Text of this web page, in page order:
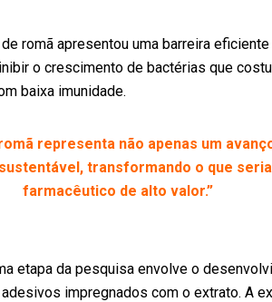
romã apresentou uma barreira
o crescimento de bactérias que
baixa imunidade.
representa não apenas um
transformando o que
farmacêutico de alto valor.”
etapa da pesquisa envolve o
impregnados com o extrato. A